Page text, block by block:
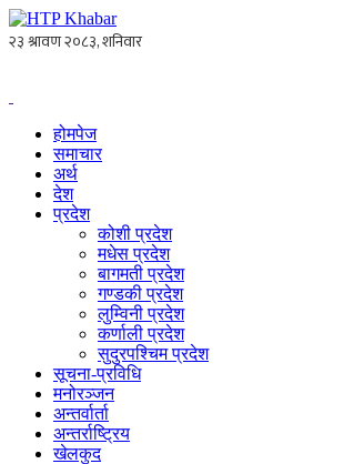
होमपेज
समाचार
अर्थ
देश
प्रदेश
कोशी प्रदेश
मधेस प्रदेश
बागमती प्रदेश
गण्डकी प्रदेश
लुम्विनी प्रदेश
कर्णाली प्रदेश
सुदुरपश्चिम प्रदेश
सूचना-प्रविधि
मनोरञ्जन
अन्तर्वार्ता
अन्तर्राष्ट्रिय
खेलकुद